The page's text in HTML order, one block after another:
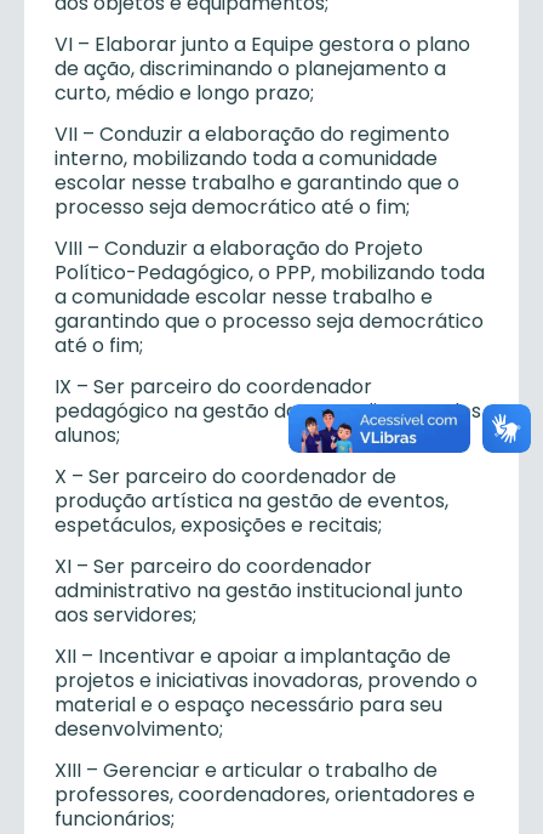
VI – Elaborar junto a Equipe gestora o plano
de ação, discriminando o planejamento a
curto, médio e longo prazo;
VII – Conduzir a elaboração do regimento
interno, mobilizando toda a comunidade
escolar nesse trabalho e garantindo que o
processo seja democrático até o fim;
VIII – Conduzir a elaboração do Projeto
Político-Pedagógico, o PPP, mobilizando toda
a comunidade escolar nesse trabalho e
garantindo que o processo seja democrático
até o fim;
IX – Ser parceiro do coordenador
pedagógico na gestão da aprendizagem dos
alunos;
X – Ser parceiro do coordenador de
produção artística na gestão de eventos,
espetáculos, exposições e recitais;
XI – Ser parceiro do coordenador
administrativo na gestão institucional junto
aos servidores;
XII – Incentivar e apoiar a implantação de
projetos e iniciativas inovadoras, provendo o
material e o espaço necessário para seu
desenvolvimento;
XIII – Gerenciar e articular o trabalho de
professores, coordenadores, orientadores e
funcionários;